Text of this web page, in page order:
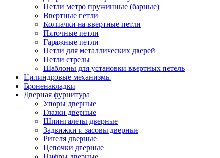
Петли метро пружинные (барные)
Ввертные петли
Колпачки на ввертные петли
Пяточные петли
Гаражные петли
Петли для металлических дверей
Петли стрелы
Шаблоны для установки ввертных петель
Цилиндровые механизмы
Броненакладки
Дверная фурнитура
Упоры дверные
Глазки дверные
Шпингалеты дверные
Задвижки и засовы дверные
Ригеля дверные
Цепочки дверные
Цифры дверные